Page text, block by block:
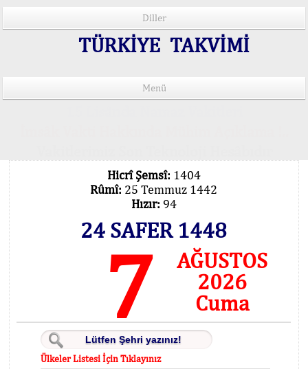
Diller
TÜRKİYE TAKVİMİ
Menü
Hicrî Şemsî: 1404
Rûmî: 25 Temmuz 1442
Hızır: 94
24 SAFER 1448
7
AĞUSTOS
2026
Cuma
Ülkeler Listesi İçin Tıklayınız